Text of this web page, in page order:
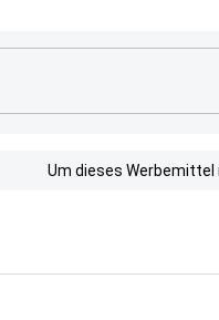
Um dieses Werbemittel